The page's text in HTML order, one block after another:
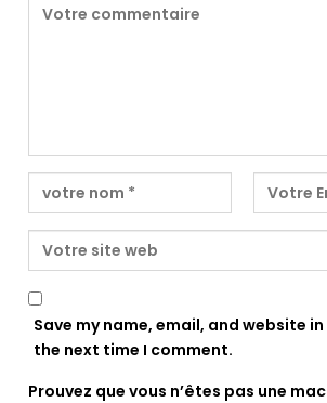
Save my name, email, and website
the next time I comment.
Prouvez que vous n’êtes pas une